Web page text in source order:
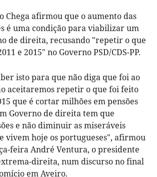
Chega afirmou que o aumento das
é uma condição para viabilizar um
de direita, recusando "repetir o que
e 2015" no Governo PSD/CDS-PP.
isto para que não diga que foi ao
aceitaremos repetir o que foi feito
que é cortar milhões em pensões
Governo de direita tem que
e não diminuir as miseráveis
vivem hoje os portugueses", afirmou
feira André Ventura, o presidente
direita, num discurso no final
em Aveiro.